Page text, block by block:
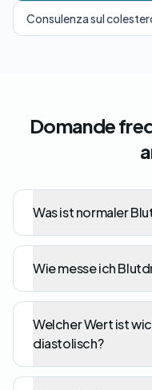
Consulenza sul
Domande
Was ist normaler
Wie messe ich
Welcher Wert ist
diastolisch?